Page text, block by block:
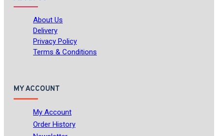
About Us
Delivery
Privacy Policy
Terms & Conditions
MY ACCOUNT
My Account
Order History